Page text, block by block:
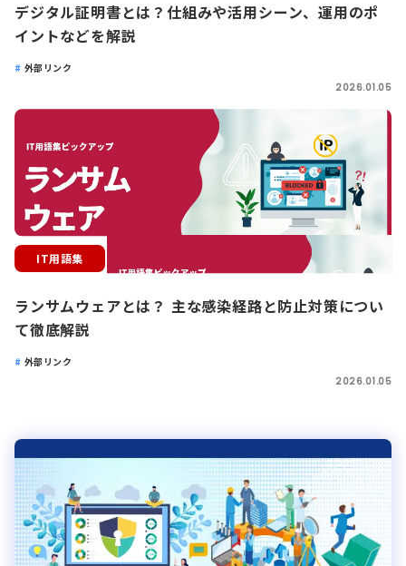
デジタル証明書とは？仕組みや活用シーン、運用のポ
イントなどを解説
外部リンク
2026.01.05
IT用語集
ランサムウェアとは？ 主な感染経路と防止対策につい
て徹底解説
外部リンク
2026.01.05